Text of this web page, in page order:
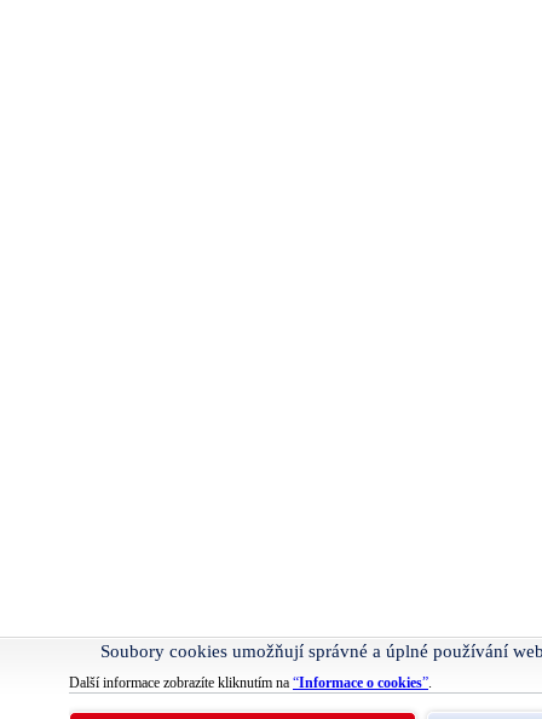
Soubory cookies umožňují správné a úplné používání
Další informace zobrazíte kliknutím na “Informace o cookies”.